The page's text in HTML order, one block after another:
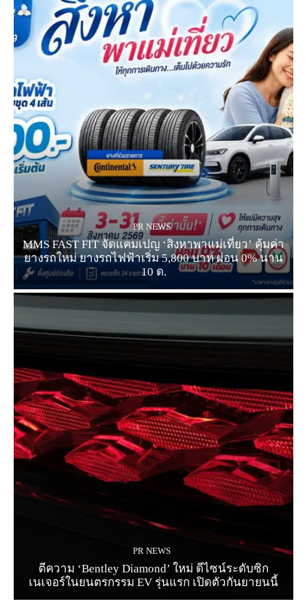
PR NEWS
MMS FAST FIT จัดแคมเปญ ‘สิงหาพาแม่เที่ยว’ คุ้มค่า
ยางรถใหม่ ยางรถไฟฟ้าเริ่ม 5,800 บาท ผ่อน 0% นาน
10 ด.
PR NEWS
ตีความ ‘Bentley Diamond’ ใหม่ ดีไซน์ระดับซิก
เนเจอร์ในยนตรกรรม EV รุ่นแรก เปิดตัวกันยายนนี้